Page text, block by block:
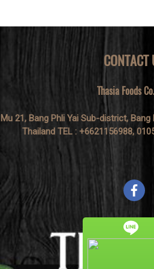
CONTACT
Thasia Foods
21, Bang Phli Yai Sub-district,
Thailand TEL : +6621156988,